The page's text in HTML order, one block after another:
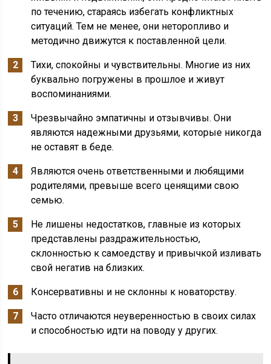
по течению, стараясь избегать конфликтных
ситуаций. Тем не менее, они неторопливо и
методично движутся к поставленной цели.
Тихи, спокойны и чувствительны. Многие из них
буквально погружены в прошлое и живут
воспоминаниями.
Чрезвычайно эмпатичны и отзывчивы. Они
являются надежными друзьями, которые никогда
не оставят в беде.
Являются очень ответственными и любящими
родителями, превыше всего ценящими свою
семью.
Не лишены недостатков, главные из которых
представлены раздражительностью,
склонностью к самоедству и привычкой изливать
свой негатив на близких.
Консервативны и не склонны к новаторству.
Часто отличаются неуверенностью в своих силах
и способностью идти на поводу у других.